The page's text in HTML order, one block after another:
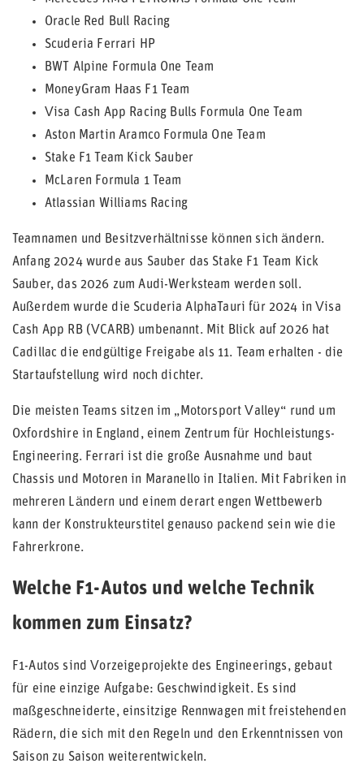
Oracle Red Bull Racing
Scuderia Ferrari HP
BWT Alpine Formula One Team
MoneyGram Haas F1 Team
Visa Cash App Racing Bulls Formula One Team
Aston Martin Aramco Formula One Team
Stake F1 Team Kick Sauber
McLaren Formula 1 Team
Atlassian Williams Racing
Teamnamen und Besitzverhältnisse können sich ändern.
Anfang 2024 wurde aus Sauber das Stake F1 Team Kick
Sauber, das 2026 zum Audi-Werksteam werden soll.
Außerdem wurde die Scuderia AlphaTauri für 2024 in Visa
Cash App RB (VCARB) umbenannt. Mit Blick auf 2026 hat
Cadillac die endgültige Freigabe als 11. Team erhalten - die
Startaufstellung wird noch dichter.
Die meisten Teams sitzen im „Motorsport Valley“ rund um
Oxfordshire in England, einem Zentrum für Hochleistungs-
Engineering. Ferrari ist die große Ausnahme und baut
Chassis und Motoren in Maranello in Italien. Mit Fabriken in
mehreren Ländern und einem derart engen Wettbewerb
kann der Konstrukteurstitel genauso packend sein wie die
Fahrerkrone.
Welche F1-Autos und welche Technik
kommen zum Einsatz?
F1-Autos sind Vorzeigeprojekte des Engineerings, gebaut
für eine einzige Aufgabe: Geschwindigkeit. Es sind
maßgeschneiderte, einsitzige Rennwagen mit freistehenden
Rädern, die sich mit den Regeln und den Erkenntnissen von
Saison zu Saison weiterentwickeln.